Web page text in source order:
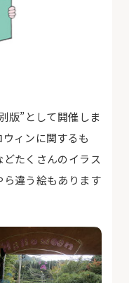
版”として開催しま
ィンに関するも
たくさんのイラス
ら違う絵もあります